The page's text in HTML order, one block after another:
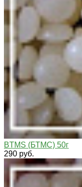
BTMS (БТМС) 50г
290 руб.